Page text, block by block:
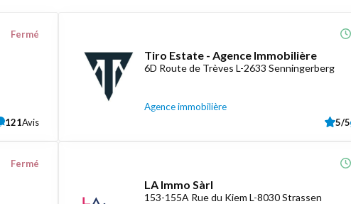
Fermé
121Avis
Tiro Estate - Agence Immobilière
6D Route de Trèves L-2633 Senningerberg
Agence immobilière
5/5
Fermé
LA Immo Sàrl
153-155A Rue du Kiem L-8030 Strassen